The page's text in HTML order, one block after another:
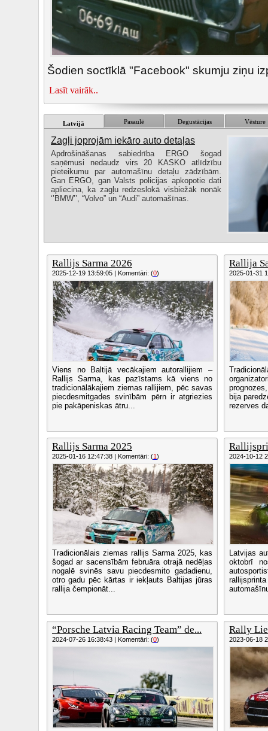
Šodien soctīklā "Facebook" skumju ziņu
Lasīt vairāk..
Latvijā Pasaulē Degustācijas Vēsture
Zagļi joprojām iekāro auto detaļas
Apdrošināšanas sabiedrība ERGO šogad
saņēmusi nedaudz virs 20 KASKO atlīdzību
pieteikumu par automašīnu detaļu zādzībām.
Gan ERGO, gan Valsts policijas apkopotie dati
apliecina, ka zagļu redzeslokā visbiežāk nonāk
‘’BMW’’, “Volvo” un “Audi” automašīnas.
Rallijs Sarma 2026
2025-12-19 13:59:05 | Komentāri: (0)
Viens no Baltijā vecākajiem autorallijiem –
Rallijs Sarma, kas pazīstams kā viens no
tradicionālākajiem ziemas rallijiem, pēc savas
piecdesmitgades svinībām pērn ir atgriezies
pie pakāpeniskas ātru...
Rallija
2025-01-31
bija
rezerves
Rallijs Sarma 2025
2025-01-16 12:47:38 | Komentāri: (1)
Tradicionālais ziemas rallijs Sarma 2025, kas
šogad ar sacensībām februāra otrajā nedēļas
nogalē svinēs savu piecdesmito gadadienu,
otro gadu pēc kārtas ir iekļauts Baltijas jūras
rallija čempionāt...
2024-10-12
Latvijas
oktobrī
“Porsche Latvia Racing Team” de...
2024-07-26 16:38:43 | Komentāri: (0)
Rally
2023-06-18